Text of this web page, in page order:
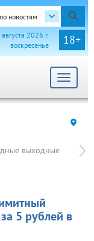
по новостям
18+
2026 г.
воскресенье
Toggle
выходные
5 рублей в